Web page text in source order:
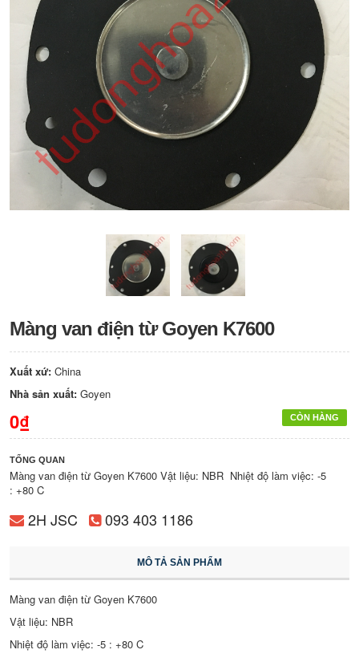
Màng van điện từ Goyen K7600
Xuất xứ: China
Nhà sản xuất: Goyen
CÒN HÀNG
0₫
TỔNG QUAN
Màng van điện từ Goyen K7600 Vật liệu: NBR Nhiệt độ làm việc: -5
: +80 C
2H JSC 093 403 1186
MÔ TẢ SẢN PHẨM
Màng van điện từ Goyen K7600
Vật liệu: NBR
Nhiệt độ làm việc: -5 : +80 C